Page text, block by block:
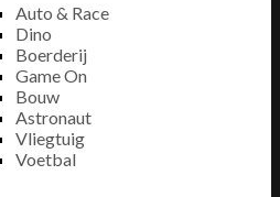
Auto & Race
Dino
Boerderij
Game On
Bouw
Astronaut
Vliegtuig
Voetbal